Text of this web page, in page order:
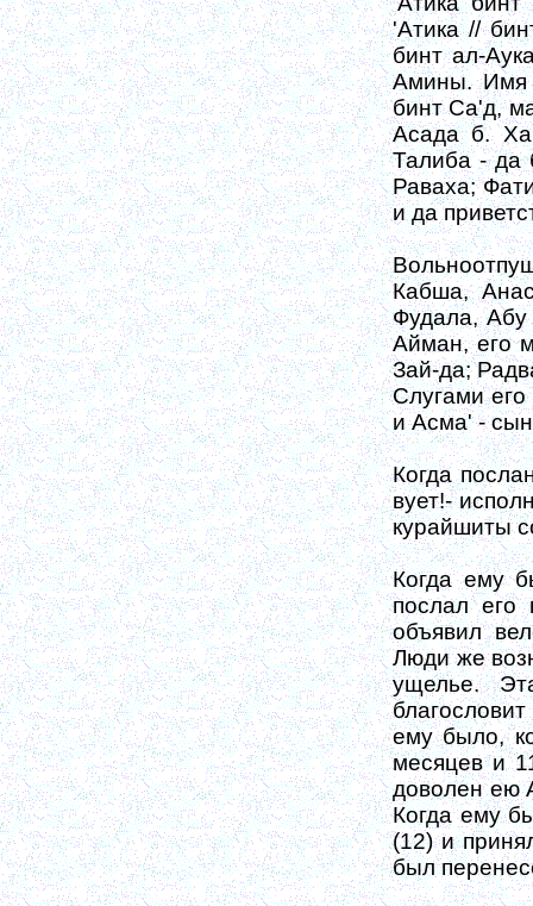
'Атика //
бинт ал-
Амины. Имя
бинт Са'д,
Асада б.
Талиба - да
Раваха;
и да
Кабша,
Фудала,
Айман, его
Зай-да;
Слугами
и Асма' -
Когда
вует!-
курайшиты
Когда ему
послал его
объявил
Люди же
ущелье.
ему было,
месяцев и
доволен ею
Когда ему
(12) и
был